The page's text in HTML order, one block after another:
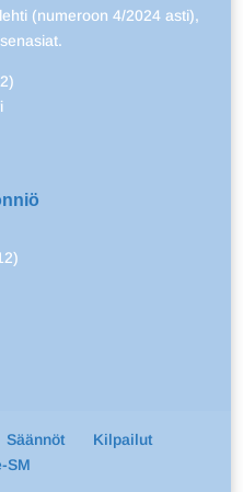
(numeroon 4/2024 asti),
Säännöt
Kilpailut
SM